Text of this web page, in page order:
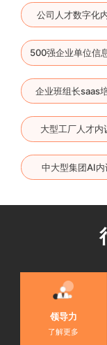
公司人才数字化
企业班组长saas
大型工厂人才内
中大型集团AI
领导力
了解更多